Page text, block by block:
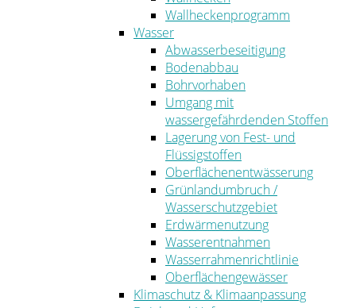
Wallheckenprogramm
Wasser
Abwasserbeseitigung
Bodenabbau
Bohrvorhaben
Umgang mit
wassergefährdenden Stoffen
Lagerung von Fest- und
Flüssigstoffen
Oberflächenentwässerung
Grünlandumbruch /
Wasserschutzgebiet
Erdwärmenutzung
Wasserentnahmen
Wasserrahmenrichtlinie
Oberflächengewässer
Klimaschutz & Klimaanpassung